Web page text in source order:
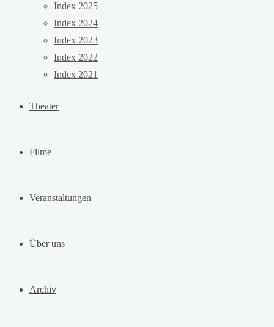
Index 2025
Index 2024
Index 2023
Index 2022
Index 2021
Theater
Filme
Veranstaltungen
Über uns
Archiv